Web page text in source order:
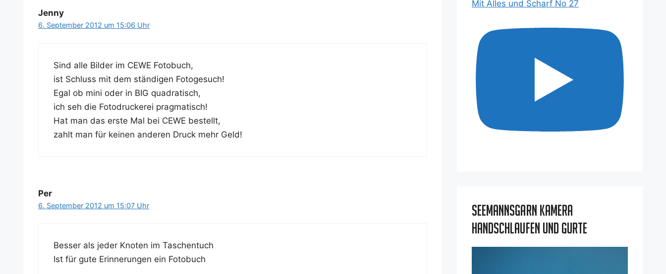
Jenny
6. September 2012 um 15:06 Uhr
Sind alle Bil­der im CEWE Fotobuch,
ist Schluss mit dem stän­di­gen Fotogesuch!
Egal ob mini oder in BIG quadratisch,
ich seh die Foto­dru­cke­rei pragmatisch!
Hat man das ers­te Mal bei CEWE bestellt,
zahlt man für kei­nen ande­ren Druck mehr Geld!
Per
6. September 2012 um 15:07 Uhr
Bes­ser als jeder Kno­ten im Taschentuch
Ist für gute Erin­ne­run­gen ein Fotobuch
Mit Alles und Scharf No 27
Seemannsgarn Kamera
Handschlaufen und Gurte